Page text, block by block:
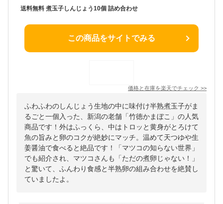
送料無料 煮玉子しんじょう10個 詰め合わせ
この商品をサイトでみる
価格と在庫を楽天でチェック >>
ふわふわのしんじょう生地の中に味付け半熟煮玉子がま
るごと一個入った、新潟の老舗「竹徳かまぼこ」の人気
商品です！外はふっくら、中はトロッと黄身がとろけて
魚の旨みと卵のコクが絶妙にマッチ。温めて天つゆや生
姜醤油で食べると絶品です！「マツコの知らない世界」
でも紹介され、マツコさんも「ただの煮卵じゃない！」
と驚いて、ふんわり食感と半熟卵の組み合わせを絶賛し
ていましたよ。